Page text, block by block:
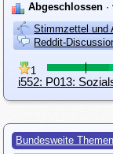
Abgeschlossen
Stimmzettel und
Reddit-
1
i552: P013:
Bundesweite Themen